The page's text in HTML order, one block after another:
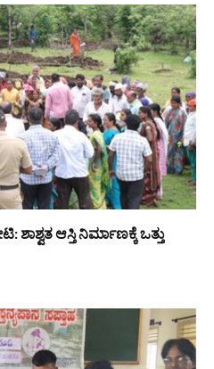
ಶಾಶ್ವತ ಆಸ್ತಿ ನಿರ್ಮಾಣಕ್ಕೆ ಒತ್ತು